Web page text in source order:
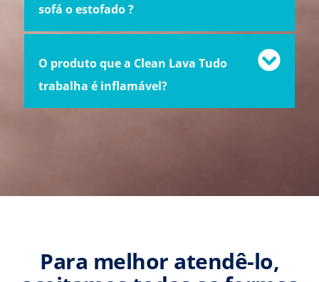
sofá o estofado ?
O produto que a Clean Lava Tudo
trabalha é inflamável?
Para melhor atendê-lo,